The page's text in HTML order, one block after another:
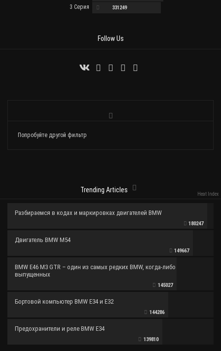
3 Серия 331249
Follow Us
Попробуйте другой фильтр
Trending Articles
Heat Index
Разбираемся в кодах и маркировках двигателей BMW
180247
Двигатель BMW M54
149667
BMW E46 M3 GTR – один из самых редких BMW, когда-либо
выпущенных
145027
Бортовой компьютер BMW E34 и E32
144286
Предохранители и реле BMW E34
139810